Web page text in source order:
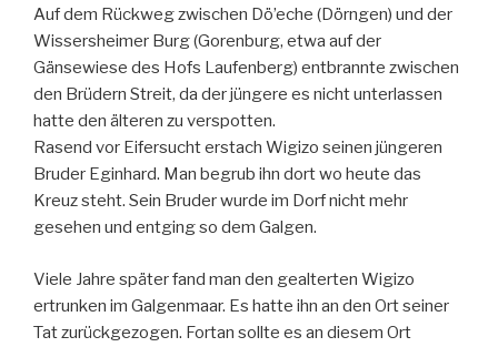
Auf dem Rückweg zwischen Dö’eche (Dörngen) und der
Wissersheimer Burg (Gorenburg, etwa auf der
Gänsewiese des Hofs Laufenberg) entbrannte zwischen
den Brüdern Streit, da der jüngere es nicht unterlassen
hatte den älteren zu verspotten.
Rasend vor Eifersucht erstach Wigizo seinen jüngeren
Bruder Eginhard. Man begrub ihn dort wo heute das
Kreuz steht. Sein Bruder wurde im Dorf nicht mehr
gesehen und entging so dem Galgen.
Viele Jahre später fand man den gealterten Wigizo
ertrunken im Galgenmaar. Es hatte ihn an den Ort seiner
Tat zurückgezogen. Fortan sollte es an diesem Ort